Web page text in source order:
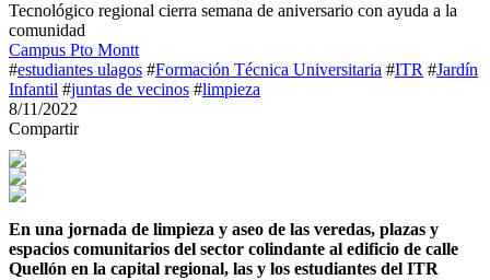
Tecnológico regional cierra semana de aniversario con ayuda a la
comunidad
Campus Pto Montt
#estudiantes ulagos #Formación Técnica Universitaria #ITR #Jardín
Infantil #juntas de vecinos #limpieza
8/11/2022
Compartir
En una jornada de limpieza y aseo de las veredas, plazas y
espacios comunitarios del sector colindante al edificio de calle
Quellón en la capital regional, las y los estudiantes del ITR